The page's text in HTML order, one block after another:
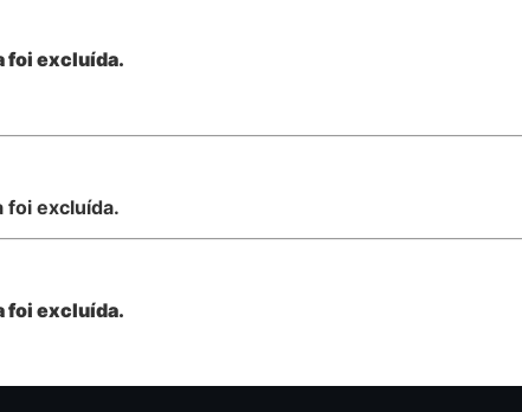
foi excluída.
foi excluída.
foi excluída.